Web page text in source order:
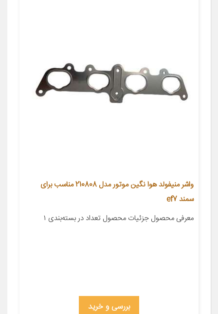
واشر منیفولد هوا نگین موتور مدل 210808 مناسب برای
سمند ef7
معرفی محصول جزئیات محصول تعداد در بسته‌بندی ۱
بررسی و خرید